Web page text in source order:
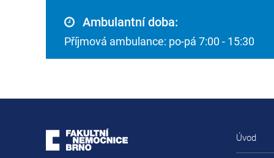
Ambulantní doba:
Příjmová ambulance: po-pá 7:00 - 15:30
Úvod